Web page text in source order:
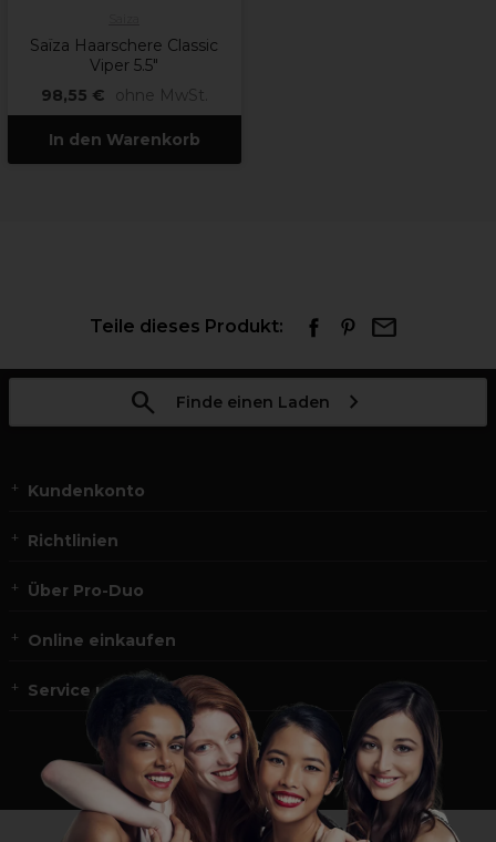
Saïza Haarschere Classic
Viper 5.5"
98,55 €
ohne MwSt.
In den Warenkorb
Teile dieses Produkt:
Finde einen Laden
Kundenkonto
Richtlinien
Über Pro-Duo
Online einkaufen
Service und Kontakt
*Du bist kein Profikunde?